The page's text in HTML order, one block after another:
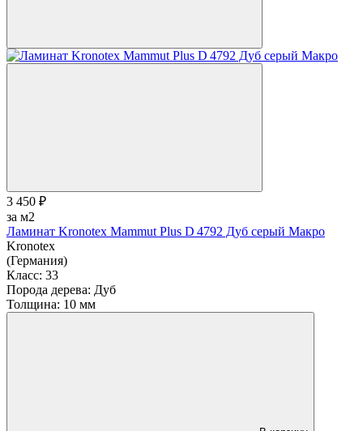
3 450 ₽
за м2
Ламинат Kronotex Mammut Plus D 4792 Дуб серый Макро
Kronotex
(Германия)
Класс: 33
Порода дерева: Дуб
Толщина: 10 мм